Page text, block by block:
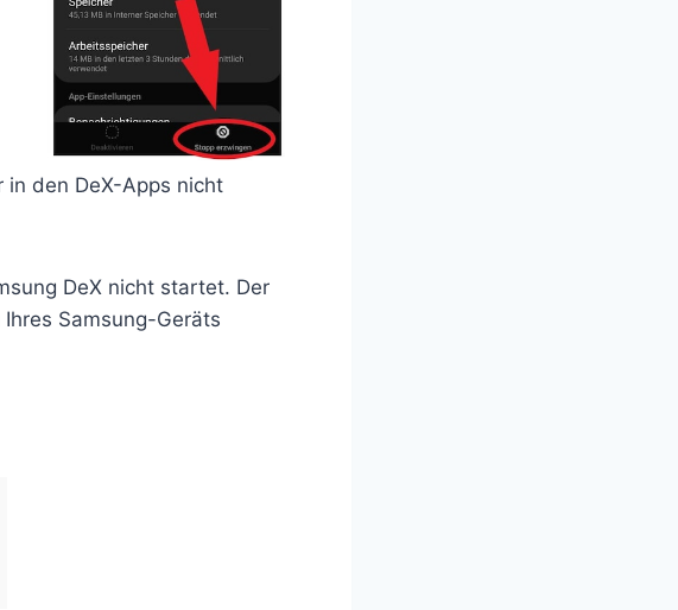
in den DeX-Apps nicht
DeX nicht startet. Der
Samsung-Geräts